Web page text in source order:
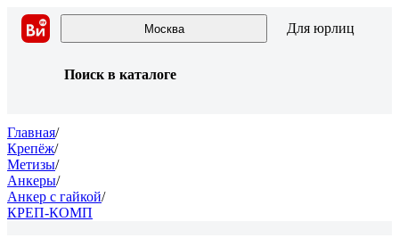
Москва Для юрлиц
Поиск в каталоге
Главная/
Крепёж/
Метизы/
Анкеры/
Анкер с гайкой/
КРЕП-КОМП